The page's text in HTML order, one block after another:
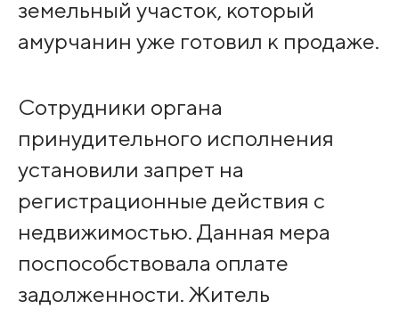
земельный участок, который
амурчанин уже готовил к продаже.
Сотрудники органа
принудительного исполнения
установили запрет на
регистрационные действия с
недвижимостью. Данная мера
поспособствовала оплате
задолженности. Житель